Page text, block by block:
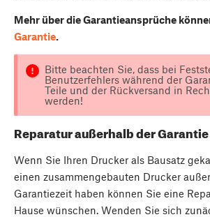
Mehr über die Garantieansprüche
Garantie.
Bitte beachten Sie, dass bei
Benutzerfehlers während der
Teile und der Rückversand in
werden!
Reparatur außerhalb der Garantie
Wenn Sie Ihren Drucker als Bausatz
einen zusammengebauten Drucker
Garantiezeit haben können Sie eine
Hause wünschen. Wenden Sie sich